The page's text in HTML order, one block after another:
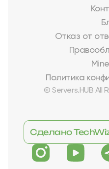
Отказ от
Политика
© Servers.HUB All
Сделано